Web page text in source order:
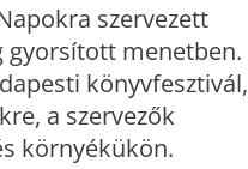
szervezett
gyorsított menetben.
könyvfesztivál,
a szervezők
környékükön.